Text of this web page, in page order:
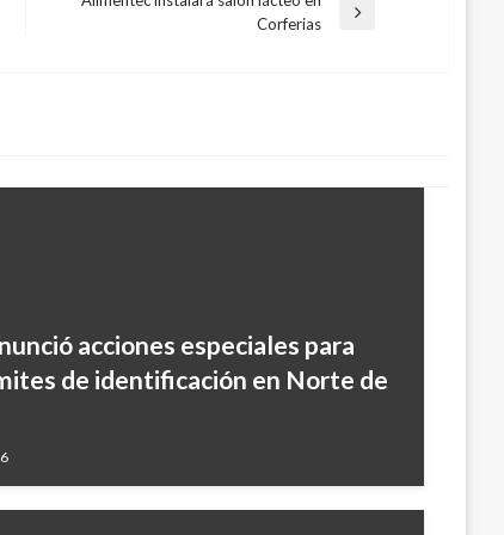
Corferias
acciones especiales para
de identificación en Norte de